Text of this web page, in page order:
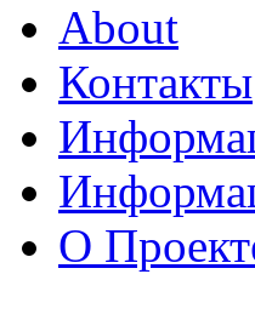
About
Контакты
О